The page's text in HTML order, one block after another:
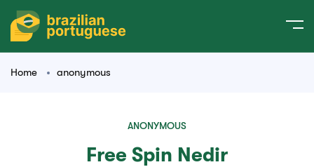
Home anonymous
ANONYMOUS
Free Spin Nedir